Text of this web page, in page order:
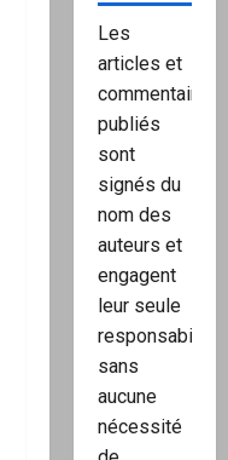
Les
articles et
commentaires
publiés
sont
signés du
nom des
auteurs et
engagent
leur seule
responsabilité,
sans
aucune
nécessité